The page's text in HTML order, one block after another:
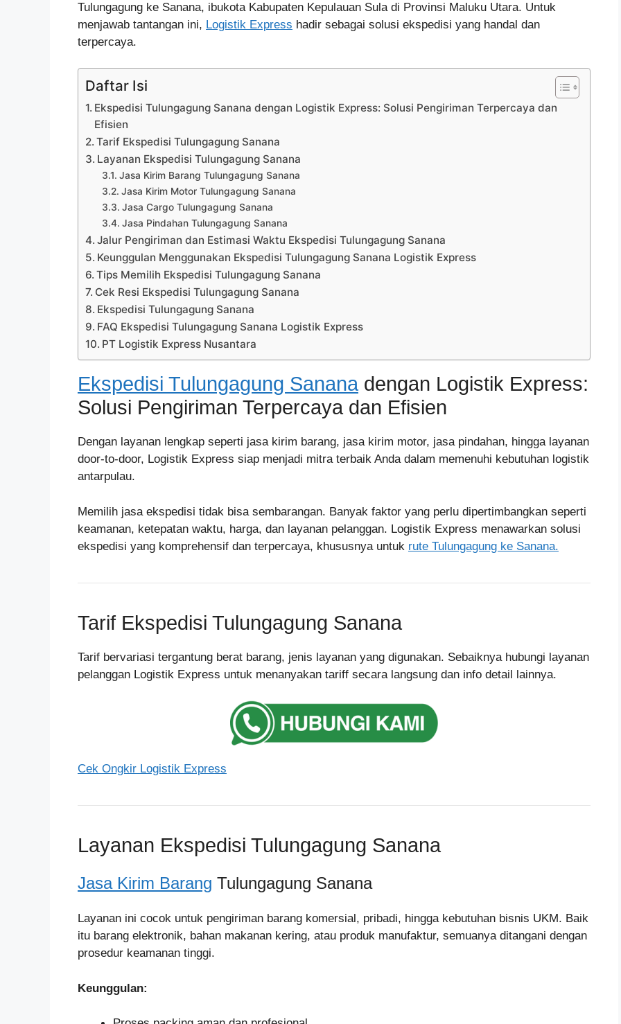
Tulungagung ke Sanana, ibukota Kabupaten Kepulauan Sula di Provinsi Maluku Utara. Untuk
menjawab tantangan ini, Logistik Express hadir sebagai solusi ekspedisi yang handal dan
terpercaya.
Daftar Isi
Ekspedisi Tulungagung Sanana dengan Logistik Express: Solusi Pengiriman Terpercaya dan
Efisien
Tarif Ekspedisi Tulungagung Sanana
Layanan Ekspedisi Tulungagung Sanana
Jasa Kirim Barang Tulungagung Sanana
Jasa Kirim Motor Tulungagung Sanana
Jasa Cargo Tulungagung Sanana
Jasa Pindahan Tulungagung Sanana
Jalur Pengiriman dan Estimasi Waktu Ekspedisi Tulungagung Sanana
Keunggulan Menggunakan Ekspedisi Tulungagung Sanana Logistik Express
Tips Memilih Ekspedisi Tulungagung Sanana
Cek Resi Ekspedisi Tulungagung Sanana
Ekspedisi Tulungagung Sanana
FAQ Ekspedisi Tulungagung Sanana Logistik Express
PT Logistik Express Nusantara
Ekspedisi Tulungagung Sanana dengan Logistik Express:
Solusi Pengiriman Terpercaya dan Efisien
Dengan layanan lengkap seperti jasa kirim barang, jasa kirim motor, jasa pindahan, hingga layanan
door-to-door, Logistik Express siap menjadi mitra terbaik Anda dalam memenuhi kebutuhan logistik
antarpulau.
Memilih jasa ekspedisi tidak bisa sembarangan. Banyak faktor yang perlu dipertimbangkan seperti
keamanan, ketepatan waktu, harga, dan layanan pelanggan. Logistik Express menawarkan solusi
ekspedisi yang komprehensif dan terpercaya, khususnya untuk rute Tulungagung ke Sanana.
Tarif Ekspedisi Tulungagung Sanana
Tarif bervariasi tergantung berat barang, jenis layanan yang digunakan. Sebaiknya hubungi layanan
pelanggan Logistik Express untuk menanyakan tariff secara langsung dan info detail lainnya.
Cek Ongkir Logistik Express
Layanan Ekspedisi Tulungagung Sanana
Jasa Kirim Barang Tulungagung Sanana
Layanan ini cocok untuk pengiriman barang komersial, pribadi, hingga kebutuhan bisnis UKM. Baik
itu barang elektronik, bahan makanan kering, atau produk manufaktur, semuanya ditangani dengan
prosedur keamanan tinggi.
Keunggulan: